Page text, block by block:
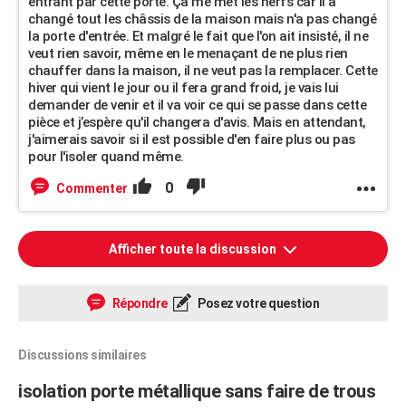
changé tout les châssis de la maison mais n'a pas changé
la porte d'entrée. Et malgré le fait que l'on ait insisté, il ne
veut rien savoir, même en le menaçant de ne plus rien
chauffer dans la maison, il ne veut pas la remplacer. Cette
hiver qui vient le jour ou il fera grand froid, je vais lui
demander de venir et il va voir ce qui se passe dans cette
pièce et j’espère qu'il changera d'avis. Mais en attendant,
j'aimerais savoir si il est possible d'en faire plus ou pas
pour l'isoler quand même.
Commenter 0
Afficher toute la discussion
Répondre Posez votre question
Discussions similaires
isolation porte métallique sans faire de trous